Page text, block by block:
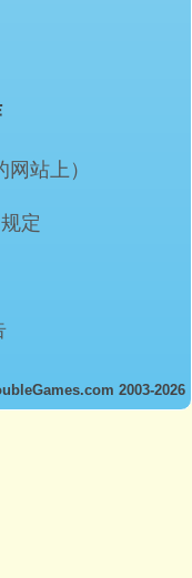
站上）
定
2003-2026